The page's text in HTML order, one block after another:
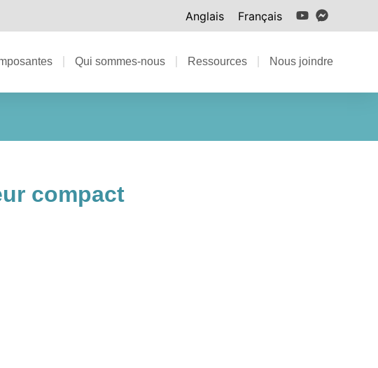
Anglais Français
Qui sommes-nous Ressources Nous joindre
compact